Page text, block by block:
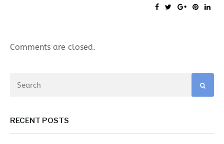
Comments are closed.
RECENT POSTS